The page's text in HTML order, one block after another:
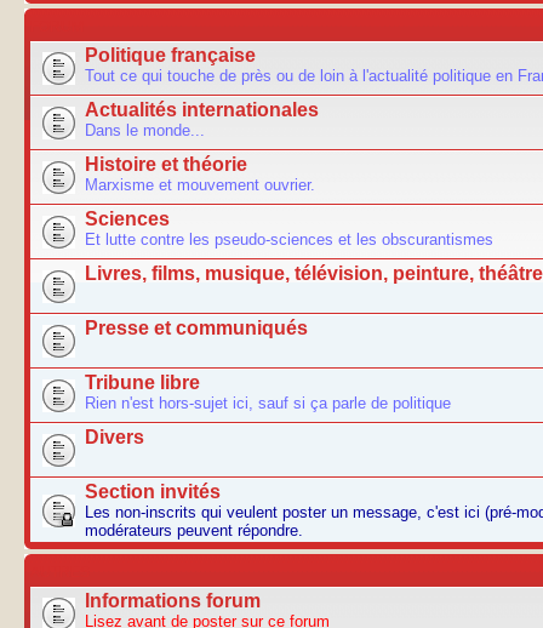
Politique française
Tout ce qui touche de près ou de loin à l'actualité politique en
Actualités internationales
Dans le monde...
Histoire et théorie
Marxisme et mouvement ouvrier.
Sciences
Et lutte contre les pseudo-sciences et les obscurantismes
Livres, films, musique, télévision, peinture,
Presse et communiqués
Tribune libre
Rien n'est hors-sujet ici, sauf si ça parle de politique
Divers
Section invités
Les non-inscrits qui veulent poster un message, c'est ici (pré-
modérateurs peuvent répondre.
Informations forum
Lisez avant de poster sur ce forum